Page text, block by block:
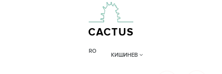
CACTUS
RO
КИШИНЕВ